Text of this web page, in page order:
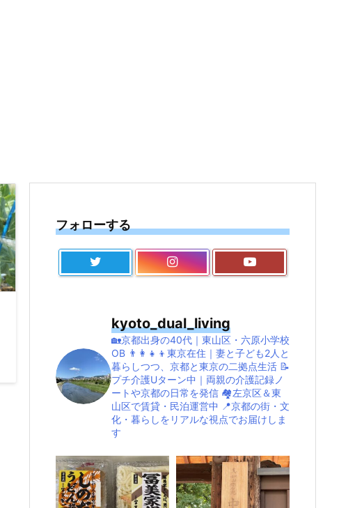
フォローする
kyoto_dual_living
🏡京都出身の40代｜東山区・六原小学校
OB 👨‍👩‍👧‍👦東京在住｜妻と子ども2人と
暮らしつつ、京都と東京の二拠点生活 📝
プチ介護Uターン中｜両親の介護記録ノ
ートや京都の日常を発信 🏘左京区＆東
山区で賃貸・民泊運営中 📍京都の街・文
化・暮らしをリアルな視点でお届けしま
す